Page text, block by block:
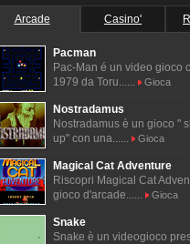
Arcade Casino'
Pacman
Pac-Man é un video gioco
1979 da Toru......
Gioca
Nostradamus
Nostradamus è un gioco "
up" con una......
Gioca
Magical Cat Adventure
Riscopri Magical Cat
gioco d'arcade......
Gioca
Snake
Snake è un videogioco